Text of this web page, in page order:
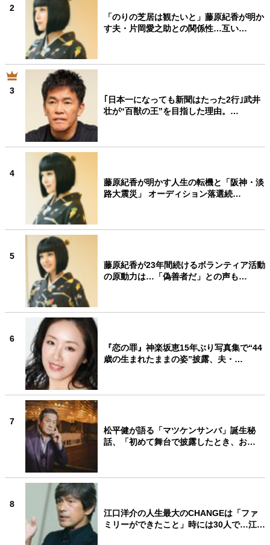
2
「のりの芝居は観たいと」藤原紀香が明か
す夫・片岡愛之助との関係性…互い…
3
｢日本一になっても新聞はたった2行｣武井
壮が“百獣の王”を目指した理由。…
4
藤原紀香が明かす人生の転機と「阪神・淡
路大震災」 オーディション落選続…
5
藤原紀香が23年間続けるボランティア活動
の原動力は…「偽善者だ」との声も…
6
『恋の罪』神楽坂恵15年ぶり写真集で“44
歳の生まれたままの姿”披露、夫・…
7
松平健が語る「マツケンサンバ」誕生秘
話、「初めて舞台で披露したとき、お…
8
江口洋介の人生最大のCHANGEは「ファ
ミリーができたこと」時には30人で…江…